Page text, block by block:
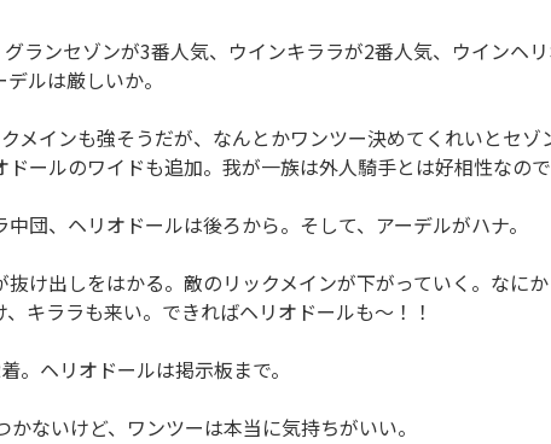
ランセゾンが3番人気、ウインキララが2番人気、ウインヘ
ルは厳しいか。
メインも強そうだが、なんとかワンツー決めてくれいとセゾ
ドールのワイドも追加。我が一族は外人騎手とは好相性なの
団、ヘリオドールは後ろから。そして、アーデルがハナ。
け出しをはかる。敵のリックメインが下がっていく。なに
キララも来い。できればヘリオドールも～！！
。ヘリオドールは掲示板まで。
ないけど、ワンツーは本当に気持ちがいい。